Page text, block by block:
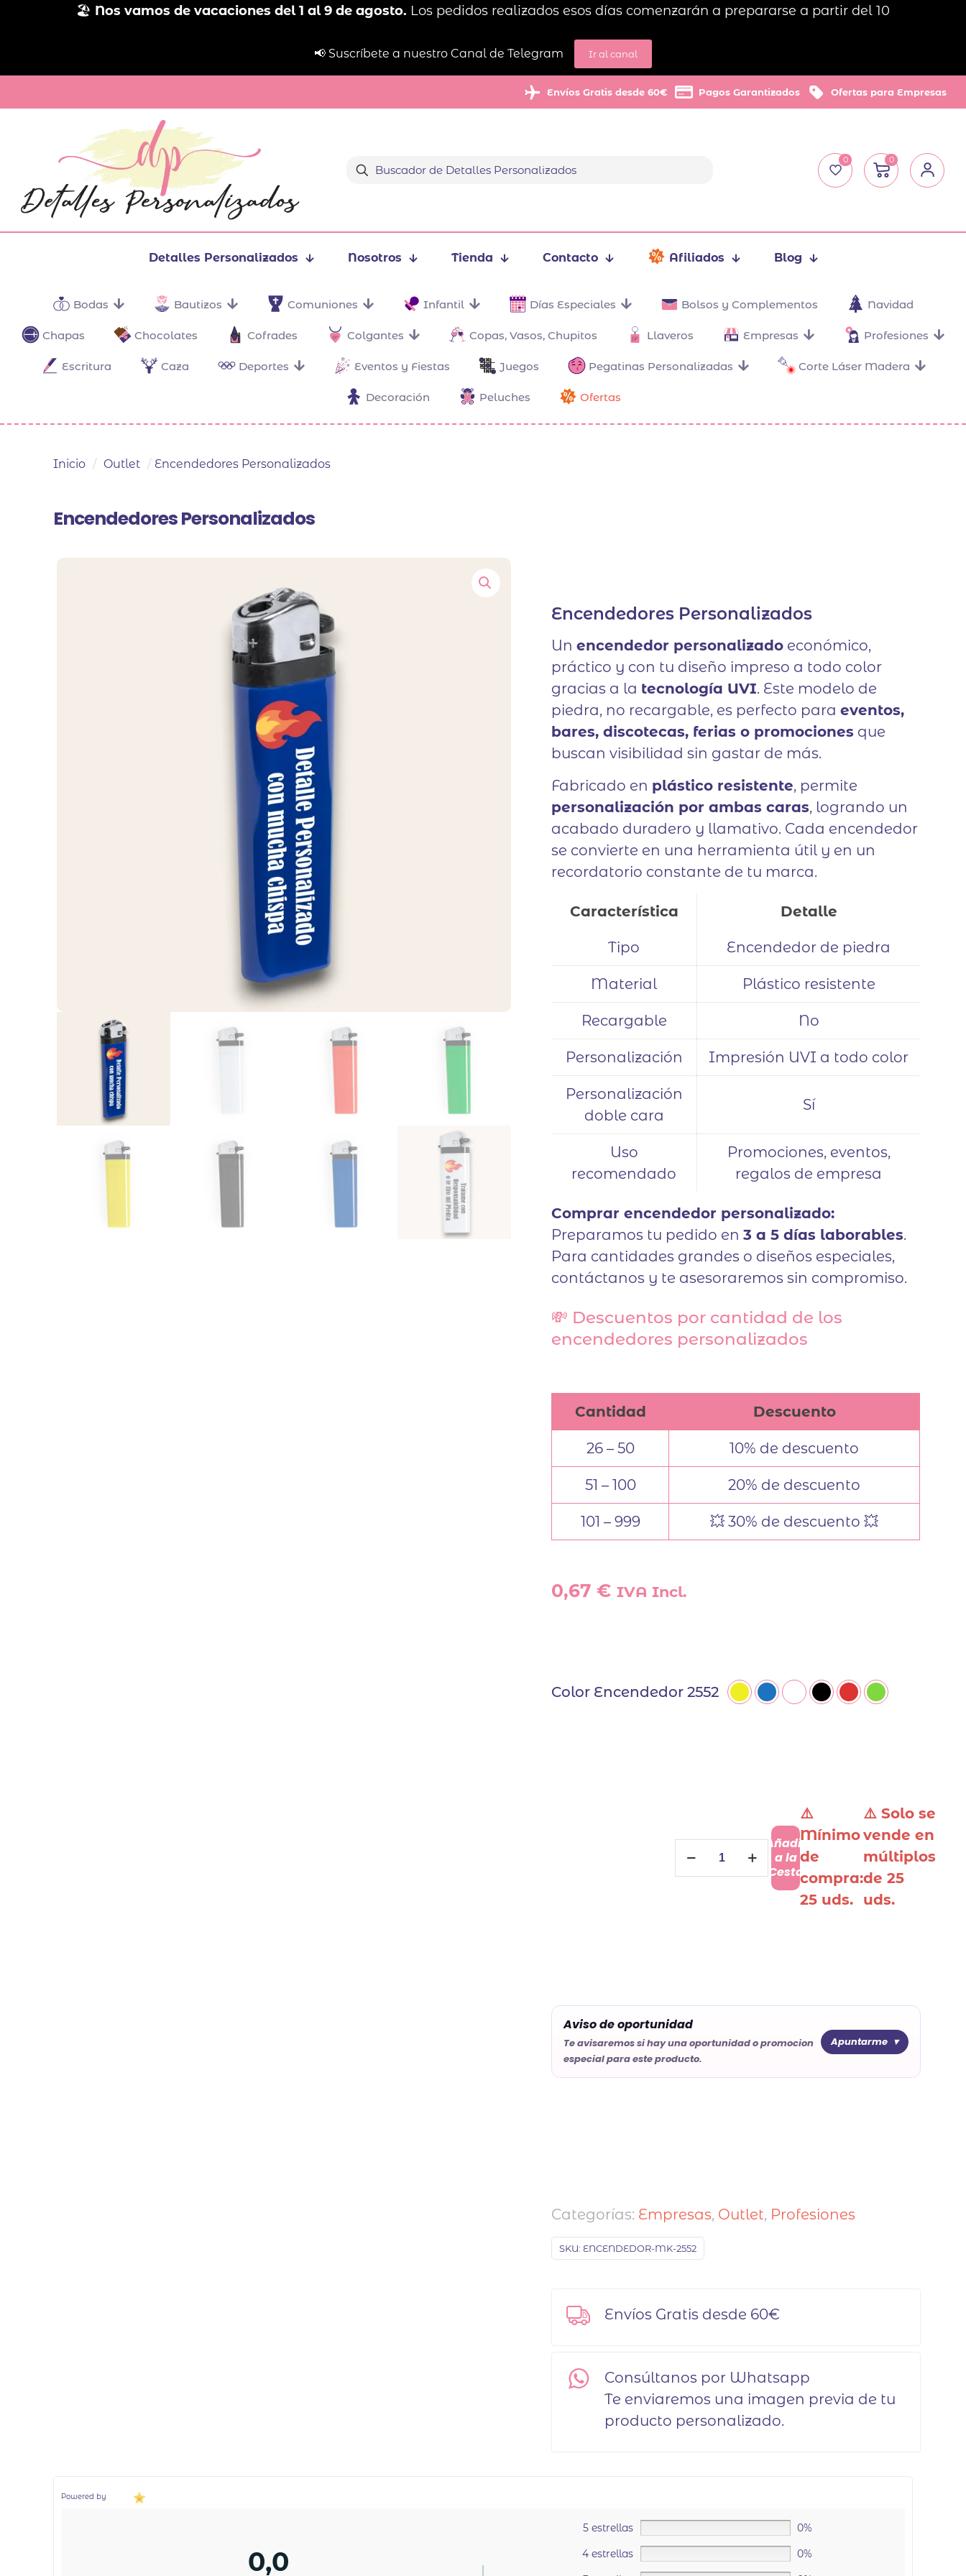
🏖️ Nos vamos de vacaciones del 1 al 9 de agosto. Los pedidos realizados esos días comenzarán a prepararse a partir del 10
📢 Suscríbete a nuestro Canal de Telegram Ir al canal
Envíos Gratis desde 60€ Pagos Garantizados Ofertas para Empresas
0 0
Detalles Personalizados Nosotros Tienda Contacto Afiliados Blog
Bodas Bautizos Comuniones Infantil Días Especiales Bolsos y Complementos Navidad
Chapas Chocolates Cofrades Colgantes Copas, Vasos, Chupitos Llaveros Empresas Profesiones
Escritura Caza Deportes Eventos y Fiestas Juegos Pegatinas Personalizadas Corte Láser Madera
Decoración Peluches Ofertas
Inicio / Outlet / Encendedores Personalizados
Encendedores Personalizados
Encendedores Personalizados
Unencendedor personalizado económico,
práctico y con tu diseño impreso a todo color
gracias a la tecnología UVI. Este modelo de
piedra, no recargable, es perfecto paraeventos,
bares, discotecas, ferias o promociones que
buscan visibilidad sin gastar de más.
Fabricado en plástico resistente, permite
personalización por ambas caras, logrando un
acabado duradero y llamativo. Cada encendedor
se convierte en una herramienta útil y en un
recordatorio constante de tu marca.
Característica Detalle
Tipo Encendedor de piedra
Material Plástico resistente
Recargable No
Personalización Impresión UVI a todo color
Personalización
doble cara
Sí
Uso
recomendado
Promociones, eventos,
regalos de empresa
Comprar encendedor personalizado:
Preparamos tu pedido en3 a 5 días laborables.
Para cantidades grandes o diseños especiales,
contáctanos y te asesoraremos sin compromiso.
💸 Descuentos por cantidad de los
encendedores personalizados
Cantidad Descuento
26 – 50 10% de descuento
51 – 100 20% de descuento
101 – 999 💥 30% de descuento 💥
0,67€ IVA Incl.
Color Encendedor 2552
Encendedores
Personalizados
Añadir
a la
Cesta
⚠️
Mínimo
de
compra:
25 uds.
⚠️ Solo se
vende en
múltiplos
de 25
uds.
Aviso de oportunidad
Te avisaremos si hay una oportunidad o promocion
especial para este producto.
Apuntarme
Categorías: Empresas, Outlet, Profesiones
SKU:ENCENDEDOR-MK-2552
Envíos Gratis desde 60€
Consúltanos por Whatsapp
Te enviaremos una imagen previa de tu
producto personalizado.
Powered by
0,0
5 estrellas
0%
4 estrellas
0%